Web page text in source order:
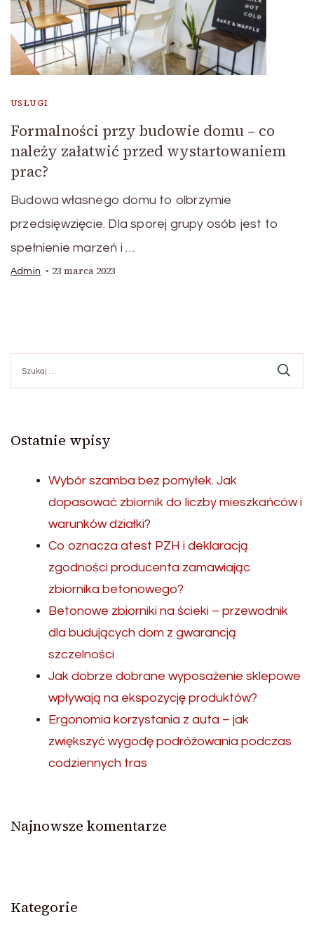
USŁUGI
Formalności przy budowie domu – co
należy załatwić przed wystartowaniem
prac?
Budowa własnego domu to olbrzymie
przedsięwzięcie. Dla sporej grupy osób jest to
spełnienie marzeń i …
Admin 23 marca 2023
Ostatnie wpisy
Wybór szamba bez pomyłek. Jak
dopasować zbiornik do liczby mieszkańców i
warunków działki?
Co oznacza atest PZH i deklaracją
zgodności producenta zamawiając
zbiornika betonowego?
Betonowe zbiorniki na ścieki – przewodnik
dla budujących dom z gwarancją
szczelności
Jak dobrze dobrane wyposażenie sklepowe
wpływają na ekspozycję produktów?
Ergonomia korzystania z auta – jak
zwiększyć wygodę podróżowania podczas
codziennych tras
Najnowsze komentarze
Kategorie